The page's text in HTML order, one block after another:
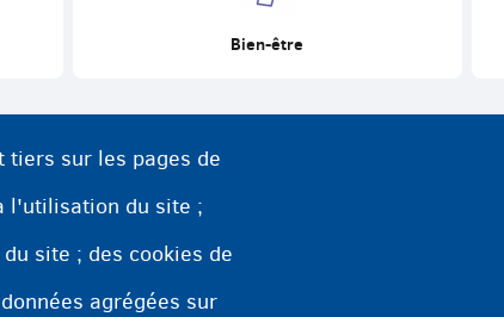
Bien-être
tiers sur les pages de
l'utilisation du site ;
site ; des cookies de
agrégées sur